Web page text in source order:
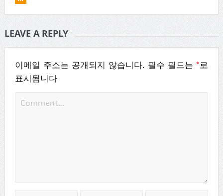
LEAVE A REPLY
이메일 주소는 공개되지 않습니다. 필수 필드는*로
표시됩니다